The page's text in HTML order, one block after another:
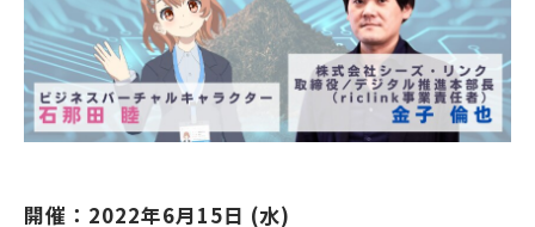
よくあるご質問
開催：2022年6月15日 (水)